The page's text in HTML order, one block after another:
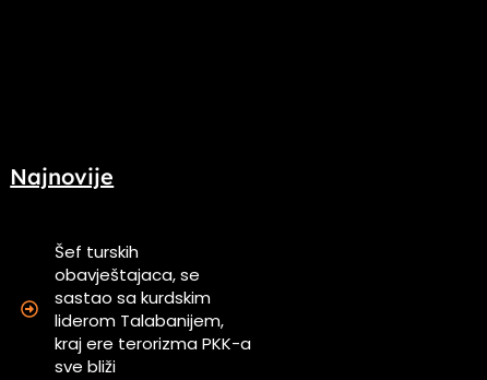
Najnovije
Šef turskih
obavještajaca, se
sastao sa kurdskim
liderom Talabanijem,
kraj ere terorizma PKK-a
sve bliži